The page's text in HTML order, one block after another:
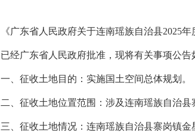
《广东省人民政府关于连南瑶族自治县2025年
已经广东省人民政府批准，现将有关事项公告
一、征收土地目的：实施国土空间总体规划。
二、征收土地位置范围：涉及连南瑶族自治
三、征收土地情况：连南瑶族自治县寨岗镇金